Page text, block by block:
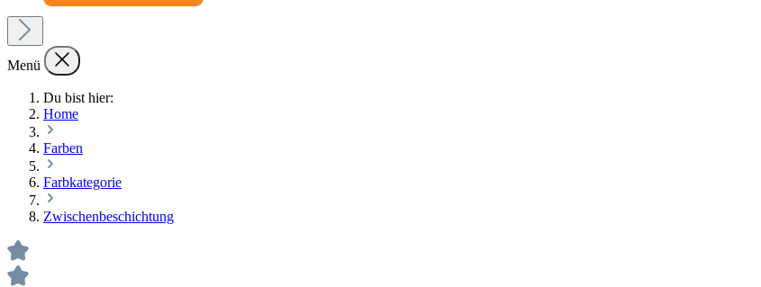
Menü
Du bist hier:
Home
Farben
Farbkategorie
Zwischenbeschichtung